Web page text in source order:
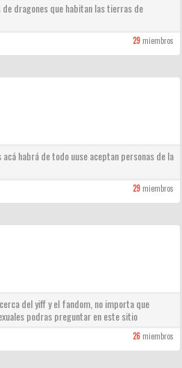
dragones que habitan las tierras de
29miembros
acá habrá de todo uuse aceptan personas de la
29miembros
del yiff y el fandom, no importa que
podras preguntar en este sitio
26miembros